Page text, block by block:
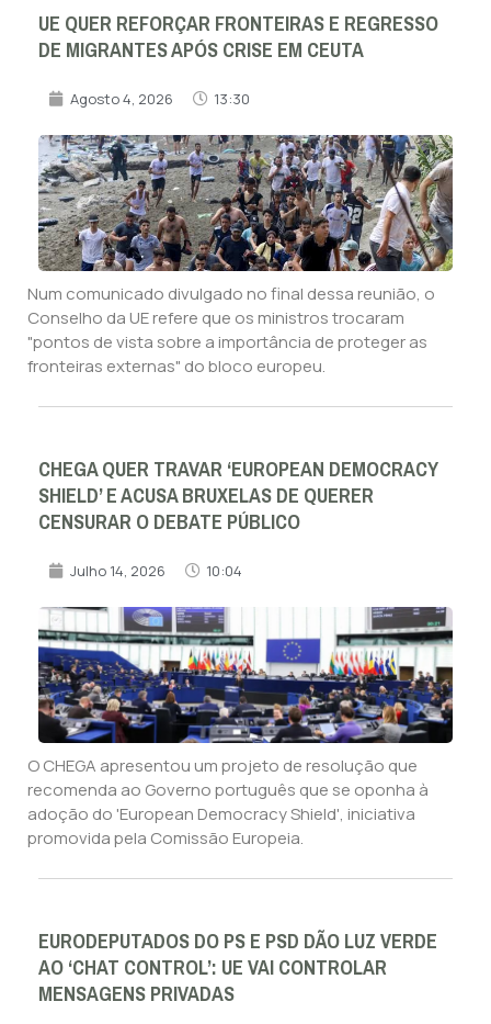
UE QUER REFORÇAR FRONTEIRAS E REGRESSO
DE MIGRANTES APÓS CRISE EM CEUTA
Agosto 4, 2026 13:30
Num comunicado divulgado no final dessa reunião, o
Conselho da UE refere que os ministros trocaram
"pontos de vista sobre a importância de proteger as
fronteiras externas" do bloco europeu.
CHEGA QUER TRAVAR ‘EUROPEAN DEMOCRACY
SHIELD’ E ACUSA BRUXELAS DE QUERER
CENSURAR O DEBATE PÚBLICO
Julho 14, 2026 10:04
O CHEGA apresentou um projeto de resolução que
recomenda ao Governo português que se oponha à
adoção do 'European Democracy Shield', iniciativa
promovida pela Comissão Europeia.
EURODEPUTADOS DO PS E PSD DÃO LUZ VERDE
AO ‘CHAT CONTROL’: UE VAI CONTROLAR
MENSAGENS PRIVADAS